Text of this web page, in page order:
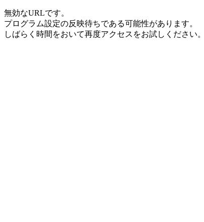
無効なURLです。
プログラム設定の反映待ちである可能性があります。
しばらく時間をおいて再度アクセスをお試しください。